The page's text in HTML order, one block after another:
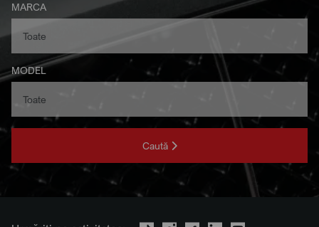
MARCA
MODEL
Caută